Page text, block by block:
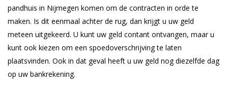
pandhuis in Nijmegen komen om de contracten in orde te
maken. Is dit eenmaal achter de rug, dan krijgt u uw geld
meteen uitgekeerd. U kunt uw geld contant ontvangen, maar u
kunt ook kiezen om een spoedoverschrijving te laten
plaatsvinden. Ook in dat geval heeft u uw geld nog diezelfde dag
op uw bankrekening.